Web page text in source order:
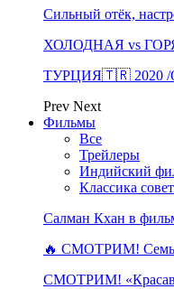
Сильный отёк,
ХОЛОДНАЯ vs
ТУРЦИЯ🇹🇷 2020 /
Prev Next
Фильмы
Все
Трейлеры
Индийский
Классика
Салман Кхан в
🔥 СМОТРИМ! Семь
СМОТРИМ!